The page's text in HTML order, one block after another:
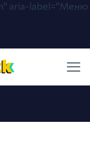
aria-label="Меню